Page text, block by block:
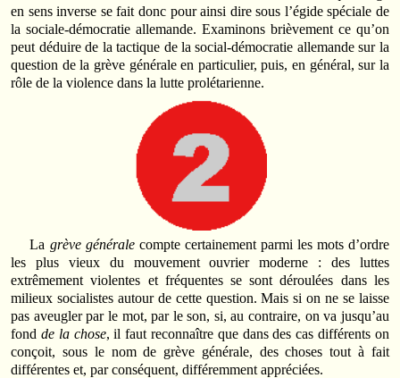
en sens inverse se fait donc pour ainsi dire sous l’égide spéciale de
la sociale-démocratie allemande. Examinons brièvement ce qu’on
peut déduire de la tactique de la social-démocratie allemande sur la
question de la grève générale en particulier, puis, en général, sur la
rôle de la violence dans la lutte prolétarienne.
La grève généralecompte certainement parmi les mots d’ordre
les plus vieux du mouvement ouvrier moderne : des luttes
extrêmement violentes et fréquentes se sont déroulées dans les
milieux socialistes autour de cette question. Mais si on ne se laisse
pas aveugler par le mot, par le son, si, au contraire, on va jusqu’au
fondde la chose, il faut reconnaître que dans des cas différents on
conçoit, sous le nom de grève générale, des choses tout à fait
différentes et, par conséquent, différemment appréciées.